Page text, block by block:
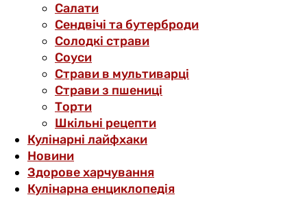
Салати
Сендвічі та бутерброди
Солодкі страви
Соуси
Страви в мультиварці
Страви з пшениці
Торти
Шкільні рецепти
Кулінарні лайфхаки
Новини
Здорове харчування
Кулінарна енциклопедія